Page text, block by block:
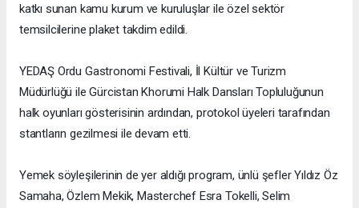
katkı sunan kamu kurum ve kuruluşlar ile özel sektör
temsilcilerine plaket takdim edildi.
YEDAŞ Ordu Gastronomi Festivali, İl Kültür ve Turizm
Müdürlüğü ile Gürcistan Khorumi Halk Dansları Topluluğunun
halk oyunları gösterisinin ardından, protokol üyeleri tarafından
stantların gezilmesi ile devam etti.
Yemek söyleşilerinin de yer aldığı program, ünlü şefler Yıldız Öz
Samaha, Özlem Mekik, Masterchef Esra Tokelli, Selim